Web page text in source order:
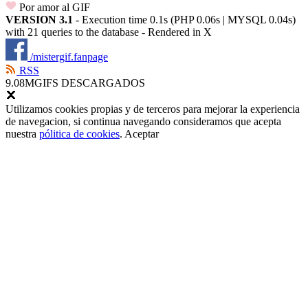
Por amor al GIF
VERSION 3.1 - Execution time 0.1s (PHP 0.06s | MYSQL 0.04s)
with 21 queries to the database - Rendered in X
/mistergif.fanpage
RSS
9.08MGIFS DESCARGADOS
Utilizamos cookies propias y de terceros para mejorar la experiencia
de navegacion, si continua navegando consideramos que acepta
nuestra pólitica de cookies. Aceptar